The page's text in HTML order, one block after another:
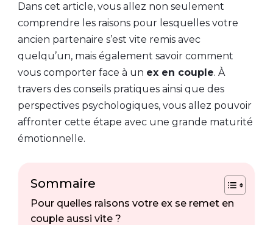
Dans cet article, vous allez non seulement
comprendre les raisons pour lesquelles votre
ancien partenaire s’est vite remis avec
quelqu’un, mais également savoir comment
vous comporter face à un ex en couple. À
travers des conseils pratiques ainsi que des
perspectives psychologiques, vous allez pouvoir
affronter cette étape avec une grande maturité
émotionnelle.
Sommaire
Pour quelles raisons votre ex se remet en
couple aussi vite ?